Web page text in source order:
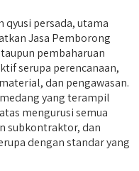
persada, utama
Jasa Pemborong
pembaharuan
serupa perencanaan,
dan pengawasan.
yang terampil
mengurusi semua
subkontraktor, dan
dengan standar yang